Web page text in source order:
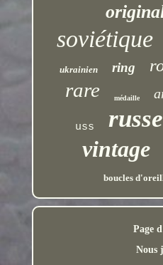
soviétique
ukrainien ring
rare médaille
uss russe
vintage
boucles
Page
Nous